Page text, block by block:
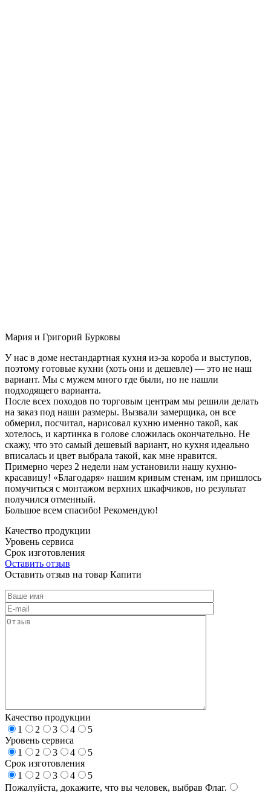
Мария и Григорий Бурковы
У нас в доме нестандартная кухня из-за короба и выступов,
поэтому готовые кухни (хоть они и дешевле) — это не наш
вариант. Мы с мужем много где были, но не нашли
подходящего варианта.
После всех походов по торговым центрам мы решили делать
на заказ под наши размеры. Вызвали замерщика, он все
обмерил, посчитал, нарисовал кухню именно такой, как
хотелось, и картинка в голове сложилась окончательно. Не
скажу, что это самый дешевый вариант, но кухня идеально
вписалась и цвет выбрала такой, как мне нравится.
Примерно через 2 недели нам установили нашу кухню-
красавицу! «Благодаря» нашим кривым стенам, им пришлось
помучиться с монтажом верхних шкафчиков, но результат
получился отменный.
Большое всем спасибо! Рекомендую!
Качество продукции
Уровень сервиса
Срок изготовления
Оставить отзыв
Оставить отзыв на товар Капити
Качество продукции
1
2 3 4
5
Уровень сервиса
1
2 3 4
5
Срок изготовления
1
2 3 4
5
Пожалуйста, докажите, что вы человек, выбрав Флаг.